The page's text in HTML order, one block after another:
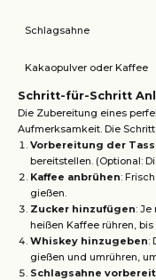
Schlagsahne
Kakaopulver oder Kaffee
Schritt-für-Schritt
Die Zubereitung eines
Aufmerksamkeit. Die
Vorbereitung der
bereitstellen. (Optional:
Kaffee anbrühen:
gießen.
Zucker hinzufügen:
heißen Kaffee rühren,
Whiskey hinzugeben:
gießen und umrühren,
Schlagsahne